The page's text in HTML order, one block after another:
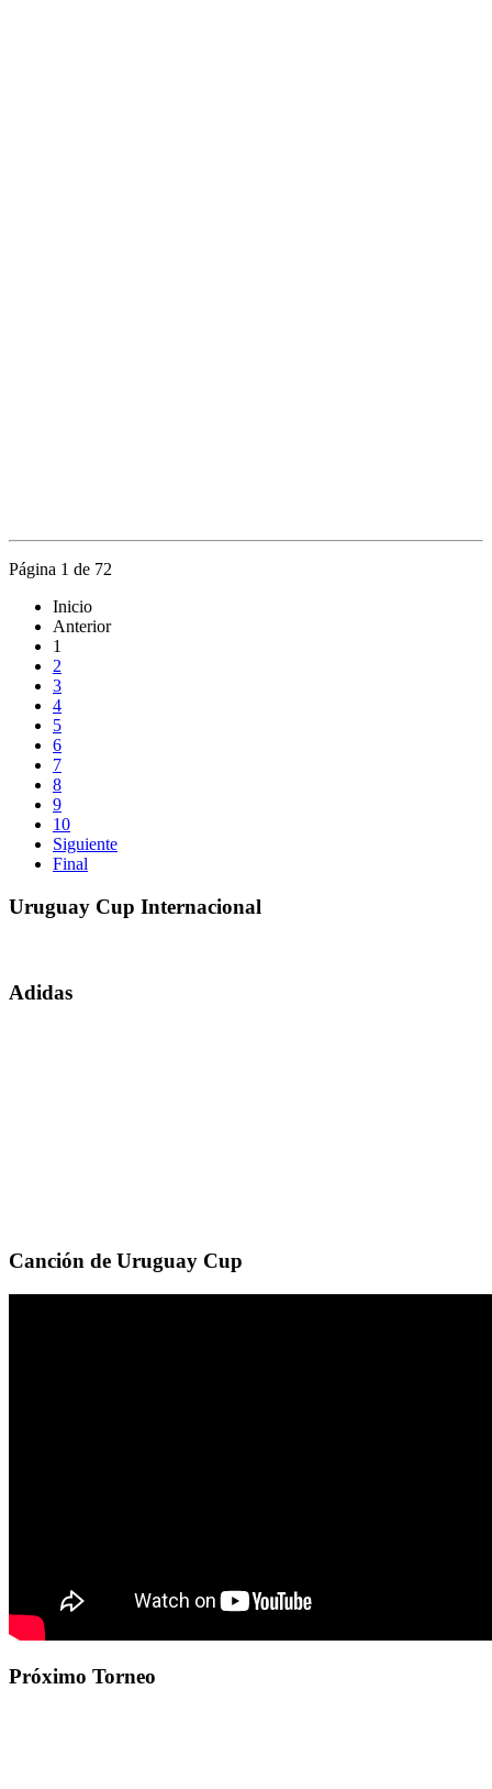
Página 1 de 72
Inicio
Anterior
1
2
3
4
5
6
7
8
9
10
Siguiente
Final
Uruguay Cup Internacional
Adidas
Canción de Uruguay Cup
Próximo Torneo